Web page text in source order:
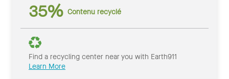
35% Contenu recyclé
Find a recycling center near you with Earth911
Learn More